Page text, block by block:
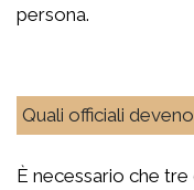
persona.
Quali officiali
È necessario che